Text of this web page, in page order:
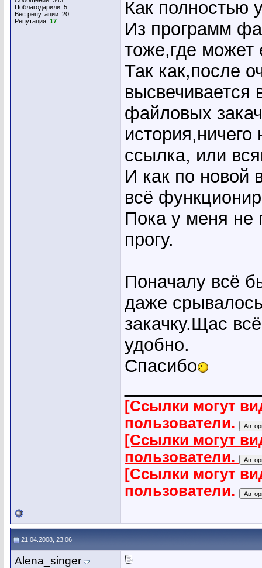
Поблагодарили: 5
Вес репутации: 20
Репутация: 17
Как полностью
Из программ
тоже,где может
Так как,после
файловых
история,ничего
ссылка, или
И как по новой
всё
Пока у меня не
прогу.
Поначалу всё
даже
закачку.Щас
удобно.
Спасибо
[Ссылки могут
пользователи.
[Ссылки могут
пользователи.
[Ссылки могут
пользователи.
21.04.2008, 23:06
Alena_singer